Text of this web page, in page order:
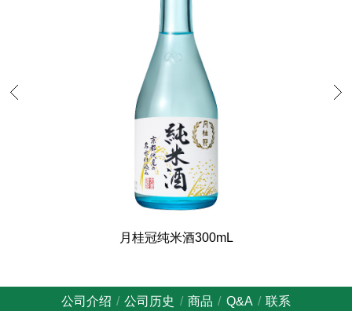
月桂冠纯米酒300mL
公司介绍 公司历史 商品 Q&A 联系